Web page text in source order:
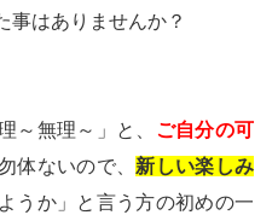
事はありませんか？
～無理～」と、 ご自分の可
体ないので、 新しい楽しみ
うか」と言う方の初めの一